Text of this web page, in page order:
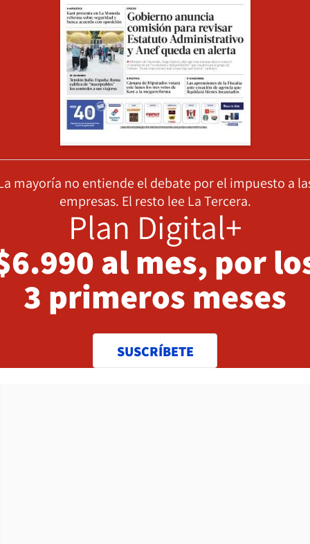
mayoría no entiende el debate por el impuesto a
empresas. El resto lee La Tercera.
Plan Digital+
al mes, por
3 primeros meses
SUSCRÍBETE